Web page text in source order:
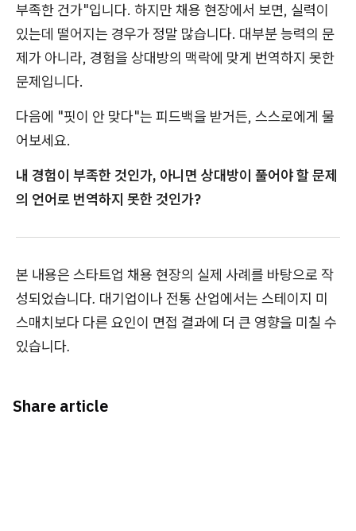
부족한 건가"입니다. 하지만 채용 현장에서 보면, 실력이
있는데 떨어지는 경우가 정말 많습니다. 대부분 능력의 문
제가 아니라, 경험을 상대방의 맥락에 맞게 번역하지 못한
문제입니다.
다음에 "핏이 안 맞다"는 피드백을 받거든, 스스로에게 물
어보세요.
내 경험이 부족한 것인가, 아니면 상대방이 풀어야 할 문제
의 언어로 번역하지 못한 것인가?
본 내용은 스타트업 채용 현장의 실제 사례를 바탕으로 작
성되었습니다. 대기업이나 전통 산업에서는 스테이지 미
스매치보다 다른 요인이 면접 결과에 더 큰 영향을 미칠 수
있습니다.
Share article